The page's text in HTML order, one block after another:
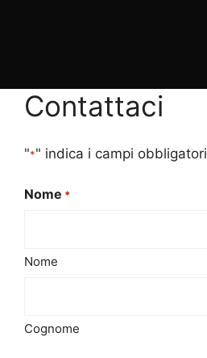
Contattaci
"*" indica i campi obbligatori
Nome *
Nome
Cognome